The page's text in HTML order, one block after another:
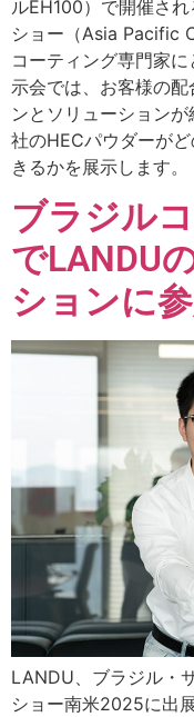
ルEH100）で開催さ
ショー（Asia Pacific
コーティング専門家
示会では、お客様の
ンとソリューション
社のHECパウダーが
きるかを展示します。
ブラジル
でLANDU
ションに
LANDU、ブラジル・
ショー南米2025に出